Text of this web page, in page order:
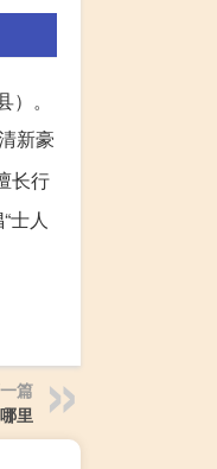
。
新豪
长行
士人
篇
里